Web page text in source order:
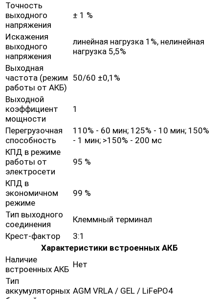
Точность
выходного
напряжения
± 1 %
Искажения
выходного
напряжения
линейная нагрузка 1%, нелинейная
нагрузка 5,5%
Выходная
частота (режим
работы от АКБ)
50/60 ±0,1%
Выходной
коэффициент
мощности
1
Перегрузочная
способность
110% - 60 мин; 125% - 10 мин; 150%
- 1 мин; >150% - 200 мс
КПД в режиме
работы от
электросети
95 %
КПД в
экономичном
режиме
99 %
Тип выходного
соединения
Клеммный терминал
Крест-фактор
3:1
Характеристики встроенных АКБ
Наличие
встроенных АКБ Нет
Тип
аккумуляторных AGM VRLA / GEL / LiFePO4